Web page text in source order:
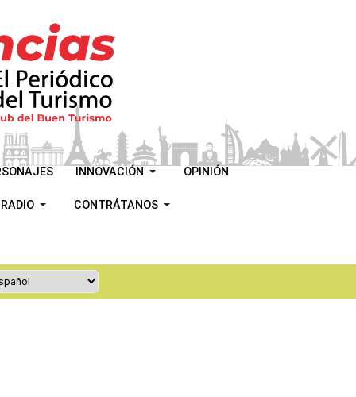
INNOVACIÓN OPINIÓN
CONTRÁTANOS